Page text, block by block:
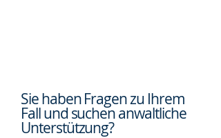
Sie haben Fragen zu Ihrem
Fall und suchenanwaltliche
Unterstützung?